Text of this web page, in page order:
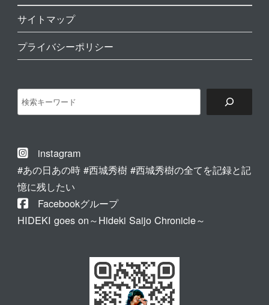
サイトマップ
プライバシーポリシー
検
索
instagram
#あの日あの時 #西城秀樹 #西城秀樹の全てを記録と記
憶に残したい
Facebookグループ
HIDEKI goes on～Hideki Saijo Chronicle～